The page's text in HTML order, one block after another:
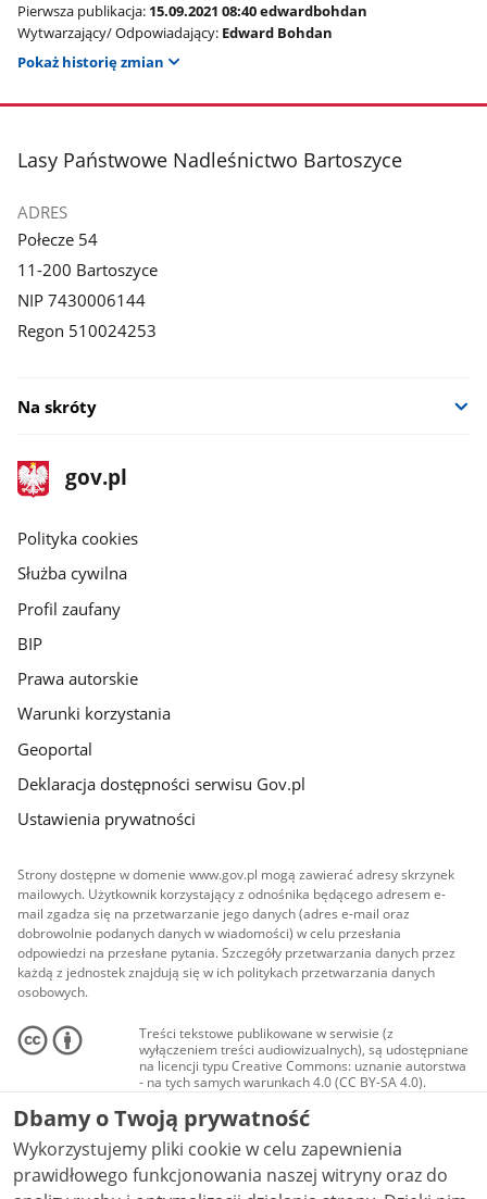
Pierwsza publikacja: 15.09.2021 08:40 edwardbohdan
Wytwarzający/ Odpowiadający: Edward Bohdan
Pokaż historię zmian
stopka
Lasy Państwowe Nadleśnictwo Bartoszyce
ADRES
Połecze 54
11-200 Bartoszyce
NIP 7430006144
Regon 510024253
Na skróty
stopka
gov.pl
Strona
gov.pl
gov.pl
Polityka cookies
Służba cywilna
Profil zaufany
BIP
Prawa autorskie
Warunki korzystania
Geoportal
Deklaracja dostępności serwisu Gov.pl
Ustawienia prywatności
Strony dostępne w domenie www.gov.pl mogą zawierać adresy skrzynek
mailowych. Użytkownik korzystający z odnośnika będącego adresem e-
mail zgadza się na przetwarzanie jego danych (adres e-mail oraz
dobrowolnie podanych danych w wiadomości) w celu przesłania
odpowiedzi na przesłane pytania. Szczegóły przetwarzania danych przez
każdą z jednostek znajdują się w ich politykach przetwarzania danych
osobowych.
Treści tekstowe publikowane w serwisie (z
wyłączeniem treści audiowizualnych), są udostępniane
na licencji typu Creative Commons: uznanie autorstwa
- na tych samych warunkach 4.0 (CC BY-SA 4.0).
Materiały audiowizualne, w tym zdjęcia, materiały
audio i wideo, są udostępniane na licencji typu
Creative Commons: uznanie autorstwa użycie
niekomercyjne - bez utworów zależnych 4.0 (CC BY-
NC-ND 4.0), o ile nie jest to stwierdzone inaczej.
Dbamy o Twoją prywatność
Wykorzystujemy pliki cookie w celu zapewnienia
prawidłowego funkcjonowania naszej witryny oraz do